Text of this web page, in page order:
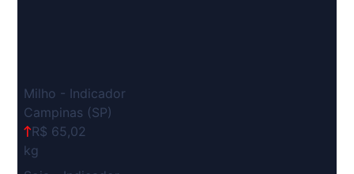
Milho - Indicador
Campinas (SP)
R$ 65,02
kg